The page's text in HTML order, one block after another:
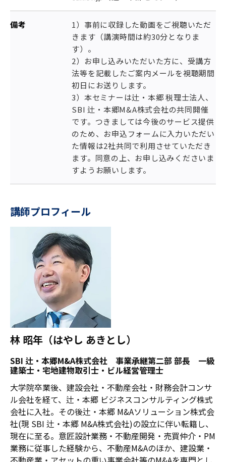
備考
1）事前に収録した動画をご視聴いただ
きます（講演時間は約30分となりま
す）。
2）お申し込みいただいた方に、受講方
法等を記載したご案内メールを視聴期間
初日にお送りします。
3）本セミナーは辻・本郷 税理士法人、
SBI 辻・本郷M&A株式会社の共同開催
です。つきましては今後のサービス提供
のため、お申込フォームに入力いただい
た情報は2社共同で利用させていただき
ます。同意の上、お申し込みくださいま
すようお願いします。
講師プロフィール
林 昭年（はやし あきとし）
SBI 辻・本郷M&A株式会社 事業承継第二部 部長 一級
建築士・宅地建物取引士・ビル経営管理士
大学院卒業後、建設会社・不動産会社・財務会計コンサ
ル会社を経て、辻・本郷 ビジネスコンサルティング株式
会社に入社。その後辻・本郷 M&Aソリューション株式会
社(現 SBI 辻・本郷 M&A株式会社)の設立に伴い転籍し、
現在に至る。意匠設計業務・不動産開発・売買仲介・PM
業務に従事した経験から、不動産M&Aのほか、建設業・